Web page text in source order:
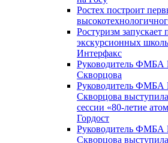
Ростех построит
Ростуризм
экскурсионных
Интерфакс
Руководитель ФМБА
Скворцова
Руководитель ФМБА
Скворцова
сессии «80-летие
Гордост
Руководитель ФМБА
Скворцова